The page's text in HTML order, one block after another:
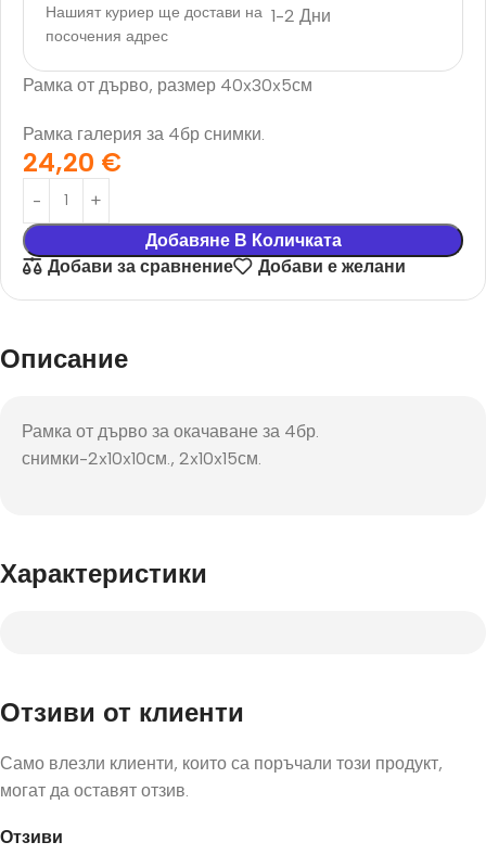
Нашият куриер ще достави на
посочения адрес
1-2 Дни
Рамка от дърво, размер 40x30x5см
Рамка галерия за 4бр снимки.
24,20 €
Добавяне В Количката
Добави за сравнение
Добави е желани
Описание
Рамка от дърво за окачаване за 4бр.
снимки-2x10x10см., 2x10x15см.
Характеристики
Отзиви от клиенти
Отзиви
Само влезли клиенти, които са поръчали този продукт,
могат да оставят отзив.